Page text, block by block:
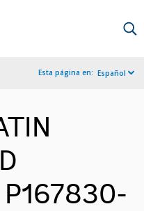
Esta página en: Español
P167830-